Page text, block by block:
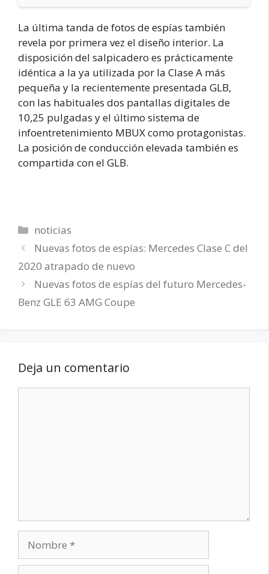
La última tanda de fotos de espías también
revela por primera vez el diseño interior. La
disposición del salpicadero es prácticamente
idéntica a la ya utilizada por la Clase A más
pequeña y la recientemente presentada GLB,
con las habituales dos pantallas digitales de
10,25 pulgadas y el último sistema de
infoentretenimiento MBUX como protagonistas.
La posición de conducción elevada también es
compartida con el GLB.
Categorías
noticias
Nuevas fotos de espías: Mercedes Clase C del
2020 atrapado de nuevo
Nuevas fotos de espías del futuro Mercedes-
Benz GLE 63 AMG Coupe
Deja un comentario